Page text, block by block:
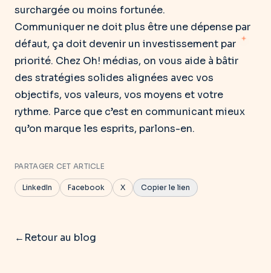
surchargée ou moins fortunée.
Communiquer ne doit plus être une dépense par
défaut, ça doit devenir un investissement par
priorité. Chez Oh! médias, on vous aide à bâtir
des stratégies solides alignées avec vos
objectifs, vos valeurs, vos moyens et votre
rythme. Parce que c’est en communicant mieux
qu’on marque les esprits, parlons-en.
PARTAGER CET ARTICLE
LinkedIn Facebook X Copier le lien
← Retour au blog